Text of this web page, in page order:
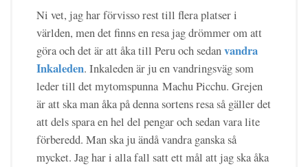
Ni vet, jag har förvisso rest till flera platser i
världen, men det finns en resa jag drömmer om att
göra och det är att åka till Peru och sedanvandra
Inkaleden. Inkaleden är ju en vandringsväg som
leder till det mytomspunna Machu Picchu. Grejen
är att ska man åka på denna sortens resa så gäller det
att dels spara en hel del pengar och sedan vara lite
förberedd. Man ska ju ändå vandra ganska så
mycket. Jag har i alla fall satt ett mål att jag ska åka